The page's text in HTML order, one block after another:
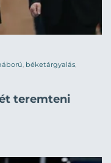
, béketárgyalás,
teremteni